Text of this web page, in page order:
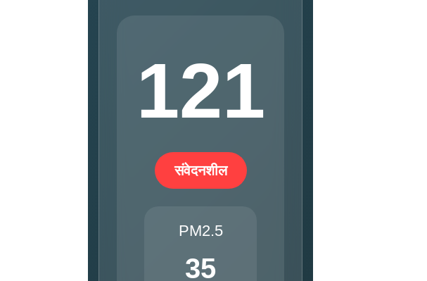
121
संवेदनशील
PM2.5
35